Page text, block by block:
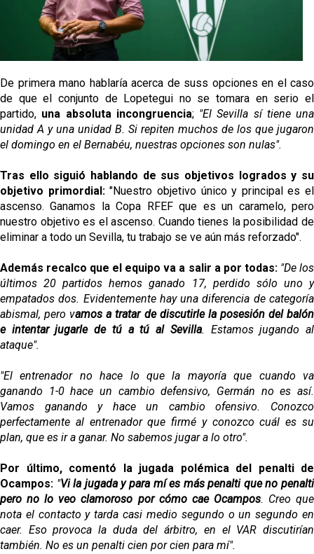
Opinión | "Carta abierta a Alberto Flores" por Rafa
Análisis I Quién es y cómo juega Fran González
Miguel Sierra: La temporada pasada se vio
reflejado que podemos tirar para delante y
trabajamos con ilusión
Diomande ya es madridista mientras Rodri agita el
mercado
OFICIAL | Juanlu se marcha al Bournemouth
De primera mano hablaría acerca de suss opciones en el caso
de que el conjunto de Lopetegui no se tomara en serio el
partido, una absoluta incongruencia; "El Sevilla sí tiene una
unidad A y una unidad B. Si repiten muchos de los que jugaron
el domingo en el Bernabéu, nuestras opciones son nulas".
Tras ello siguió hablando de sus objetivos logrados y su
objetivo primordial:"Nuestro objetivo único y principal es el
ascenso. Ganamos la Copa RFEF que es un caramelo, pero
nuestro objetivo es el ascenso. Cuando tienes la posibilidad de
eliminar a todo un Sevilla, tu trabajo se ve aún más reforzado".
Además recalco que el equipo va a salir a por todas: "De los
últimos 20 partidos hemos ganado 17, perdido sólo uno y
empatados dos. Evidentemente hay una diferencia de categoría
abismal, pero vamos a tratar de discutirle la posesión del balón
e intentar jugarle de tú a tú al Sevilla. Estamos jugando al
ataque".
"El entrenador no hace lo que la mayoría que cuando va
ganando 1-0 hace un cambio defensivo, Germán no es así.
Vamos ganando y hace un cambio ofensivo. Conozco
perfectamente al entrenador que firmé y conozco cuál es su
plan, que es ir a ganar. No sabemos jugar a lo otro".
Por último, comentó la jugada polémica del penalti de
Ocampos: "Vi la jugada y para mí es más penalti que no penalti
pero no lo veo clamoroso por cómo cae Ocampos. Creo que
nota el contacto y tarda casi medio segundo o un segundo en
caer. Eso provoca la duda del árbitro, en el VAR discutirían
también. No es un penalti cien por cien para mí".